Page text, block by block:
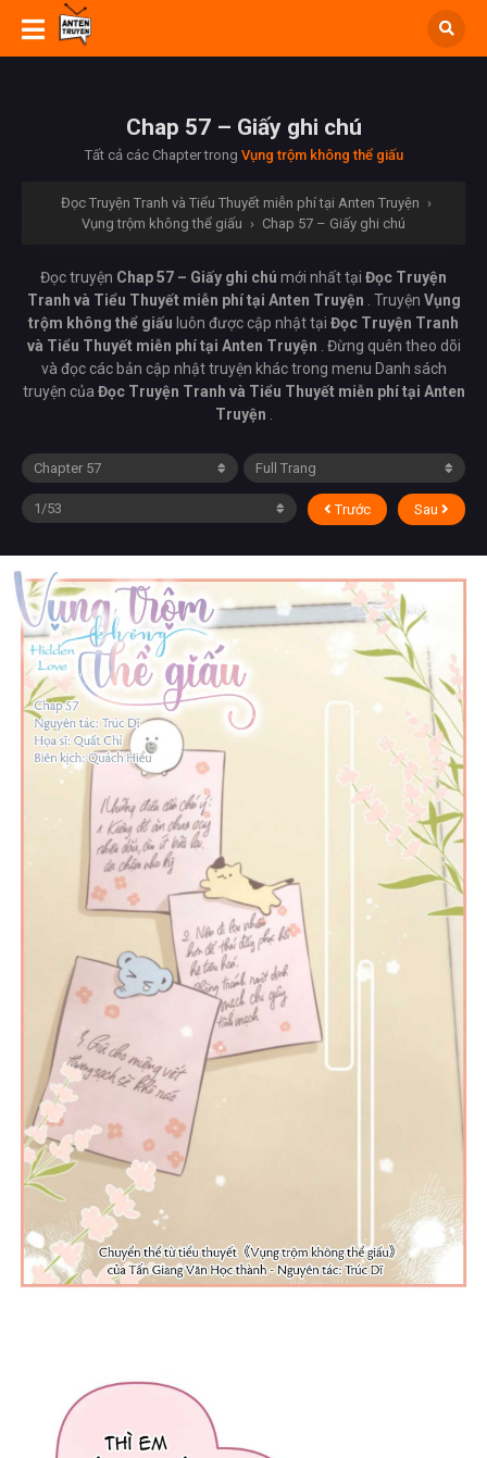
Chap 57 – Giấy ghi chú
Tất cả các Chapter trong Vụng trộm không thể giấu
Đọc Truyện Tranh và Tiểu Thuyết miễn phí tại Anten Truyện ›
Vụng trộm không thể giấu › Chap 57 – Giấy ghi chú
Đọc truyện Chap 57 – Giấy ghi chú mới nhất tại Đọc Truyện
Tranh và Tiểu Thuyết miễn phí tại Anten Truyện
. Truyện Vụng
trộm không thể giấu luôn được cập nhật tại Đọc Truyện Tranh
và Tiểu Thuyết miễn phí tại Anten Truyện
. Đừng quên theo dõi
và đọc các bản cập nhật truyện khác trong menu Danh sách
truyện của Đọc Truyện Tranh và Tiểu Thuyết miễn phí tại Anten
Truyện
Trước Sau